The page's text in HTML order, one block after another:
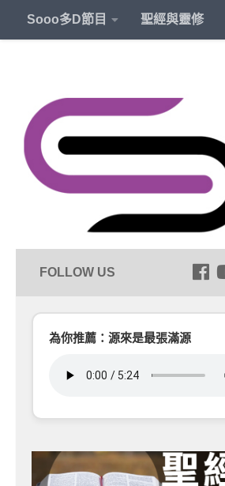
Sooo多D節目 聖經與靈修
為你推薦：源來是最張滿源